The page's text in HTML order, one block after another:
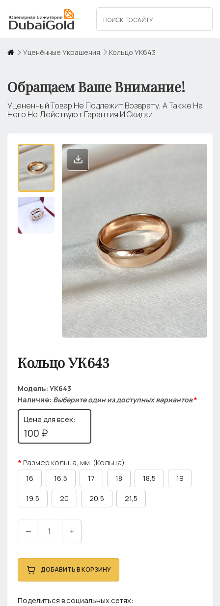
Уценённые Украшения Кольцо УК643
Обращаем Ваше Внимание!
Уцененный Товар Не Подлежит Возврату, А Также На
Него Не Действуют Гарантия И Скидки!
Кольцо УК643
Модель: УК643
Наличие: Выберите один из доступных вариантов*
Цена для всех:
100 ₽
Размер кольца, мм. (Кольца)
16 16,5 17 18 18,5 19
19,5 20 20,5 21,5
— +
ДОБАВИТЬ В КОРЗИНУ
Поделиться в социальных сетях: